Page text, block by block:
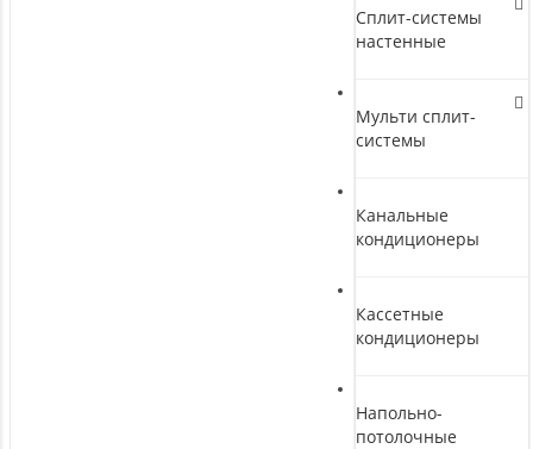
Сплит-системы
настенные
Мульти сплит-
системы
Канальные
кондиционеры
Кассетные
кондиционеры
Напольно-
потолочные